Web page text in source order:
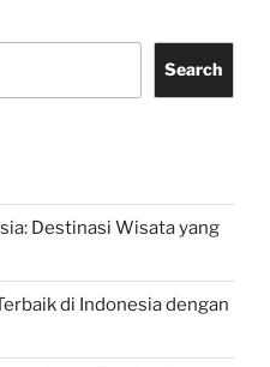
Search
Destinasi Wisata yang
di Indonesia dengan